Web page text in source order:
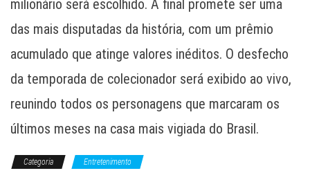
milionário será escolhido. A final promete ser uma
das mais disputadas da história, com um prêmio
acumulado que atinge valores inéditos. O desfecho
da temporada de colecionador será exibido ao vivo,
reunindo todos os personagens que marcaram os
últimos meses na casa mais vigiada do Brasil.
Categoria Entretenimento